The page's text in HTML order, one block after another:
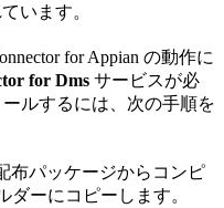
います。
for Appian の動作に
for Dms サービスが必
ルするには、次の手順を
布パッケージからコンピ
ダーにコピーします。